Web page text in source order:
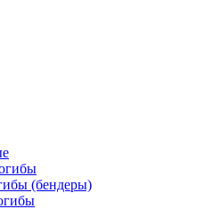
(бендеры)